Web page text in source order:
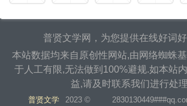
普贤文学网，为您提供在线好词好
本站数据均来自原创性网站,由网络蜘蛛
于人工有限,无法做到100%避规.如本站
益,请及时联系我们进行处理
普贤文学 2023 ©